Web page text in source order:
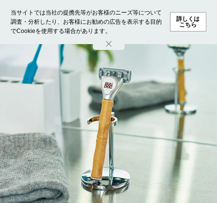
当サイトでは当社の提携先等がお客様のニーズ等について
調査・分析したり、お客様にお勧めの広告を表示する目的
でCookieを使用する場合があります。
詳しくは
こちら
ホーム モデル募集 ランキング ファッション ビューテ